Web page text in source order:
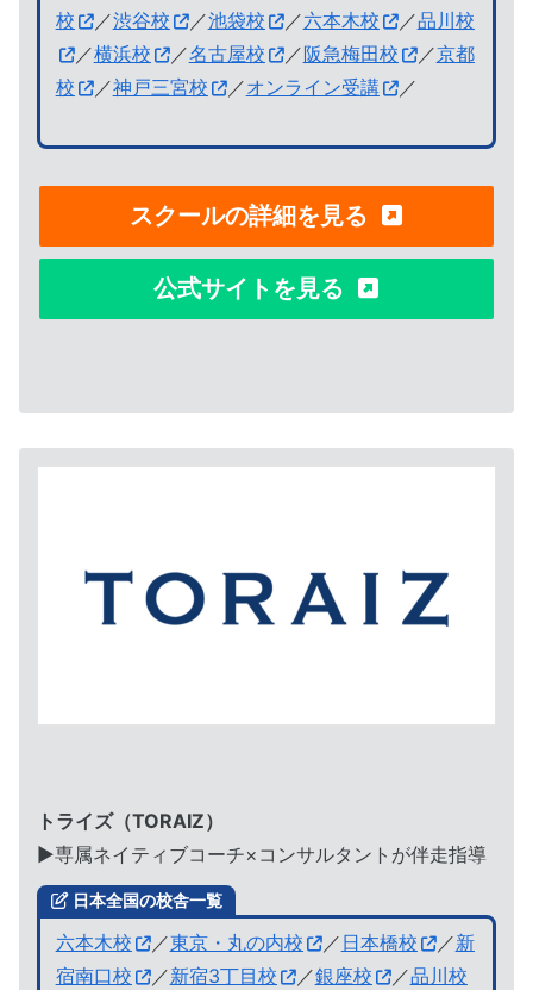
校
／渋谷校 ／池袋校 ／六本木校 ／品川校
／横浜校 ／名古屋校 ／阪急梅田校 ／京都
校
／神戸三宮校 ／オンライン受講 ／
スクールの詳細を見る
公式サイトを見る
トライズ（TORAIZ）
▶︎専属ネイティブコーチ×コンサルタントが伴走指導
日本全国の校舎一覧
六本木校 ／東京・丸の内校 ／ 日本橋校 ／新
宿南口校
／新宿3丁目校 ／銀座校 ／品川校